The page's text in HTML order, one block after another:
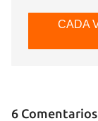
Guardar
CADA
6 Comentarios